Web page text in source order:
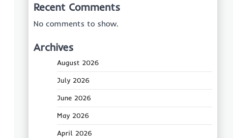
Recent Comments
No comments to show.
Archives
August 2026
July 2026
June 2026
May 2026
April 2026